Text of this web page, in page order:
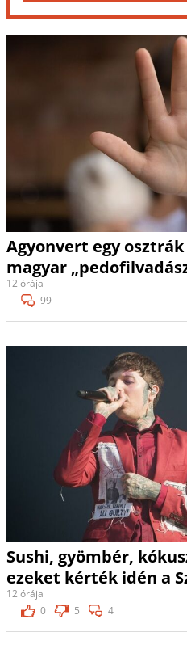
Agyonvert egy
magyar
12 órája
99
Sushi, gyömbér,
ezeket kérték idén a
12 órája
0
5 4